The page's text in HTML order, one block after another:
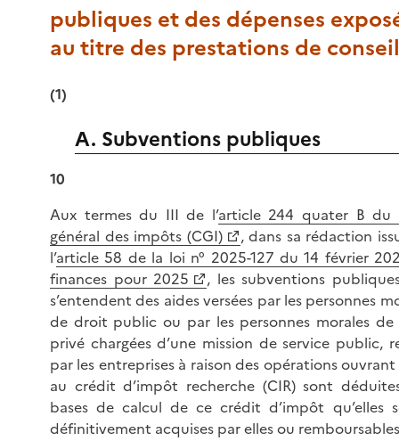
publiques et des dépenses
au titre des prestations de conseil
(1)
A. Subventions publiques
10
Aux termes du III de l’article 244 quater B du
général des impôts (CGI)
, dans sa rédaction
l’article 58 de la loi n° 2025-127 du 14 février
finances pour 2025
, les subventions
s’entendent des aides versées par les personnes
de droit public ou par les personnes morales
privé chargées d’une mission de service public,
par les entreprises à raison des opérations
au crédit d’impôt recherche (CIR) sont
bases de calcul de ce crédit d’impôt qu’elles
définitivement acquises par elles ou